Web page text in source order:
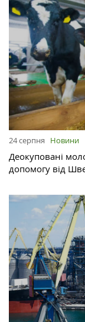
24 серпня Новини
Деокуповані
допомогу від